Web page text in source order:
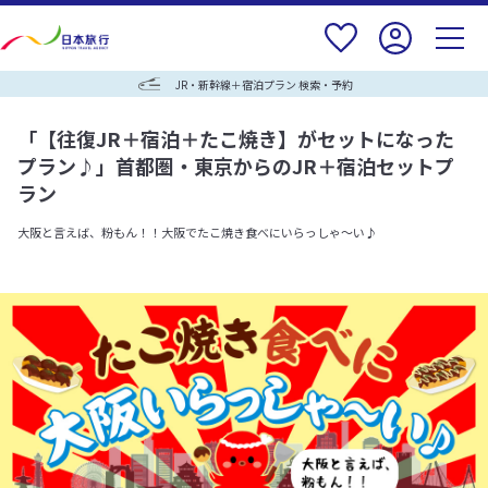
JR・新幹線＋宿泊プラン 検索・予約
「【往復JR＋宿泊＋たこ焼き】がセットになった
プラン♪」 首都圏・東京からのJR＋宿泊セットプ
ラン
大阪と言えば、粉もん！！大阪でたこ焼き食べにいらっしゃ～い♪